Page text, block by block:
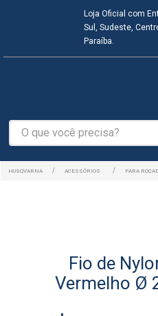
Loja Oficial com
Sul, Sudeste,
Paraíba.
O que você precisa?
ACESSÓRIOS PARA
Fio de
Vermelho Ø